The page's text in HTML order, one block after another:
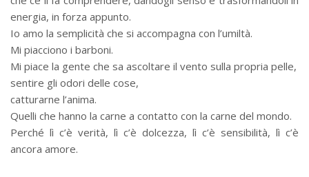
energia, in forza appunto.
Io amo la semplicità che si accompagna con l’umiltà.
Mi piacciono i barboni.
Mi piace la gente che sa ascoltare il vento sulla propria pelle,
sentire gli odori delle cose,
catturarne l’anima.
Quelli che hanno la carne a contatto con la carne del mondo.
Perché lì c’è verità, lì c’è dolcezza, lì c’è sensibilità, lì c’è
ancora amore.